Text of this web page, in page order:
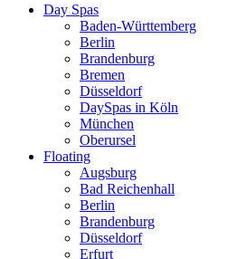
Day Spas
Baden-Württemberg
Berlin
Brandenburg
Bremen
Düsseldorf
DaySpas in Köln
München
Oberursel
Floating
Augsburg
Bad Reichenhall
Berlin
Brandenburg
Düsseldorf
Erfurt